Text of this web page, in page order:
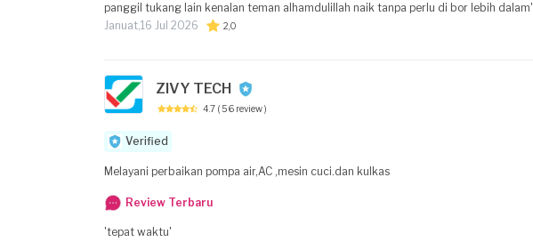
panggil tukang lain kenalan teman alhamdulillah naik tanpa perlu di bor lebih dalam'
Januat,16 Jul 2026 2,0
ZIVY TECH
4.7 ( 56 review )
Verified
Melayani perbaikan pompa air,AC ,mesin cuci.dan kulkas
Review Terbaru
'tepat waktu'